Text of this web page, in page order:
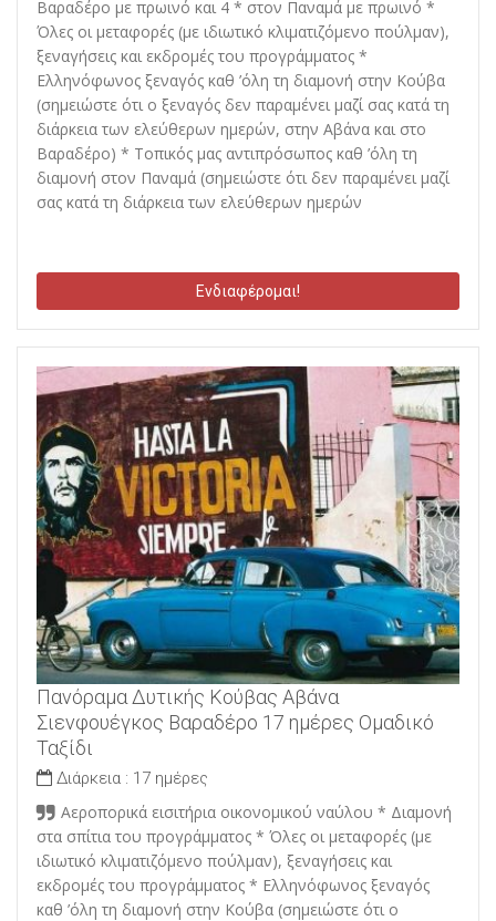
Βαραδέρο με πρωινό και 4 * στον Παναμά με πρωινό *
Όλες οι μεταφορές (με ιδιωτικό κλιματιζόμενο πούλμαν),
ξεναγήσεις και εκδρομές του προγράμματος *
Ελληνόφωνος ξεναγός καθ ’όλη τη διαμονή στην Κούβα
(σημειώστε ότι ο ξεναγός δεν παραμένει μαζί σας κατά τη
διάρκεια των ελεύθερων ημερών, στην Αβάνα και στο
Βαραδέρο) * Τοπικός μας αντιπρόσωπος καθ ’όλη τη
διαμονή στον Παναμά (σημειώστε ότι δεν παραμένει μαζί
σας κατά τη διάρκεια των ελεύθερων ημερών
Ενδιαφέρομαι!
Πανόραμα Δυτικής Κούβας Αβάνα
Σιενφουέγκος Βαραδέρο 17 ημέρες Ομαδικό
Ταξίδι
Διάρκεια : 17 ημέρες
Αεροπορικά εισιτήρια οικονομικού ναύλου * Διαμονή
στα σπίτια του προγράμματος * Όλες οι μεταφορές (με
ιδιωτικό κλιματιζόμενο πούλμαν), ξεναγήσεις και
εκδρομές του προγράμματος * Ελληνόφωνος ξεναγός
καθ ’όλη τη διαμονή στην Κούβα (σημειώστε ότι ο